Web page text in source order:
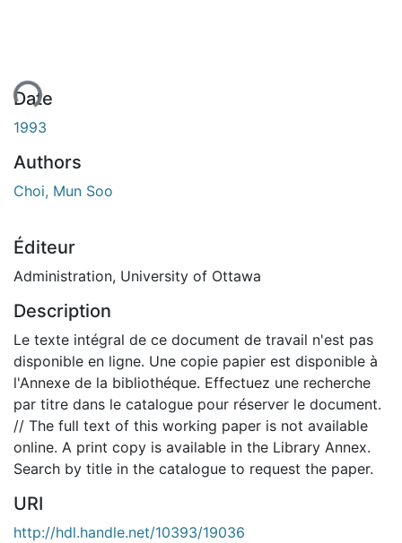
Date
1993
Authors
Choi, Mun Soo
Éditeur
Administration, University of Ottawa
Description
Le texte intégral de ce document de travail n'est pas
disponible en ligne. Une copie papier est disponible à
l'Annexe de la bibliothéque. Effectuez une recherche
par titre dans le catalogue pour réserver le document.
// The full text of this working paper is not available
online. A print copy is available in the Library Annex.
Search by title in the catalogue to request the paper.
URI
http://hdl.handle.net/10393/19036